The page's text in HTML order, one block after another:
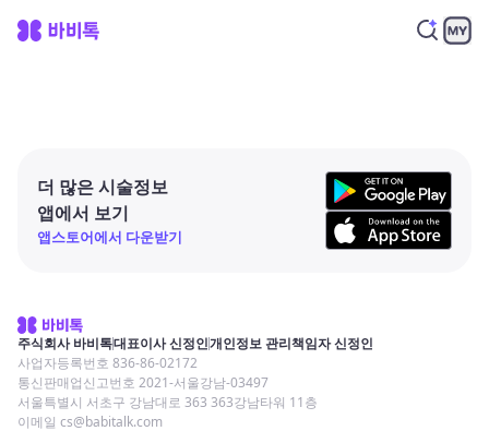
더 많은 시술정보
앱에서 보기
앱스토어에서 다운받기
주식회사 바비톡대표이사 신정인개인정보 관리책임자 신정인
사업자등록번호 836-86-02172
통신판매업신고번호 2021-서울강남-03497
서울특별시 서초구 강남대로 363 363강남타워 11층
이메일 cs@babitalk.com